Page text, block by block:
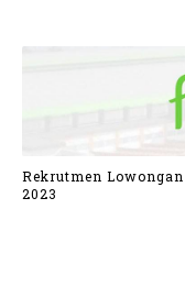
Rekrutmen
2023